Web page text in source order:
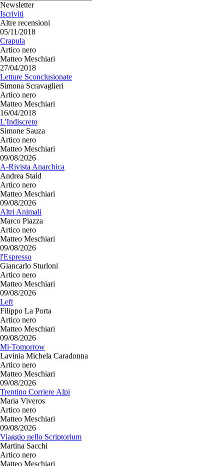
Newsletter
Iscriviti
Altre recensioni
05/11/2018
Crapula
Artico nero
Matteo Meschiari
27/04/2018
Letture Sconclusionate
Simona Scravaglieri
Artico nero
Matteo Meschiari
16/04/2018
L'Indiscreto
Simone Sauza
Artico nero
Matteo Meschiari
09/08/2026
A-Rivista Anarchica
Andrea Staid
Artico nero
Matteo Meschiari
09/08/2026
Altri Animali
Marco Piazza
Artico nero
Matteo Meschiari
09/08/2026
l'Espresso
Giancarlo Sturloni
Artico nero
Matteo Meschiari
09/08/2026
Left
Filippo La Porta
Artico nero
Matteo Meschiari
09/08/2026
Mi-Tomorrow
Lavinia Michela Caradonna
Artico nero
Matteo Meschiari
09/08/2026
Trentino Corriere Alpi
Maria Viveros
Artico nero
Matteo Meschiari
09/08/2026
Viaggio nello Scriptorium
Martina Sacchi
Artico nero
Matteo Meschiari